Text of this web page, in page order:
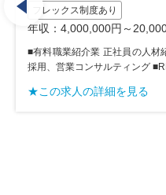
材コンサルティング 人事及び
Pro...